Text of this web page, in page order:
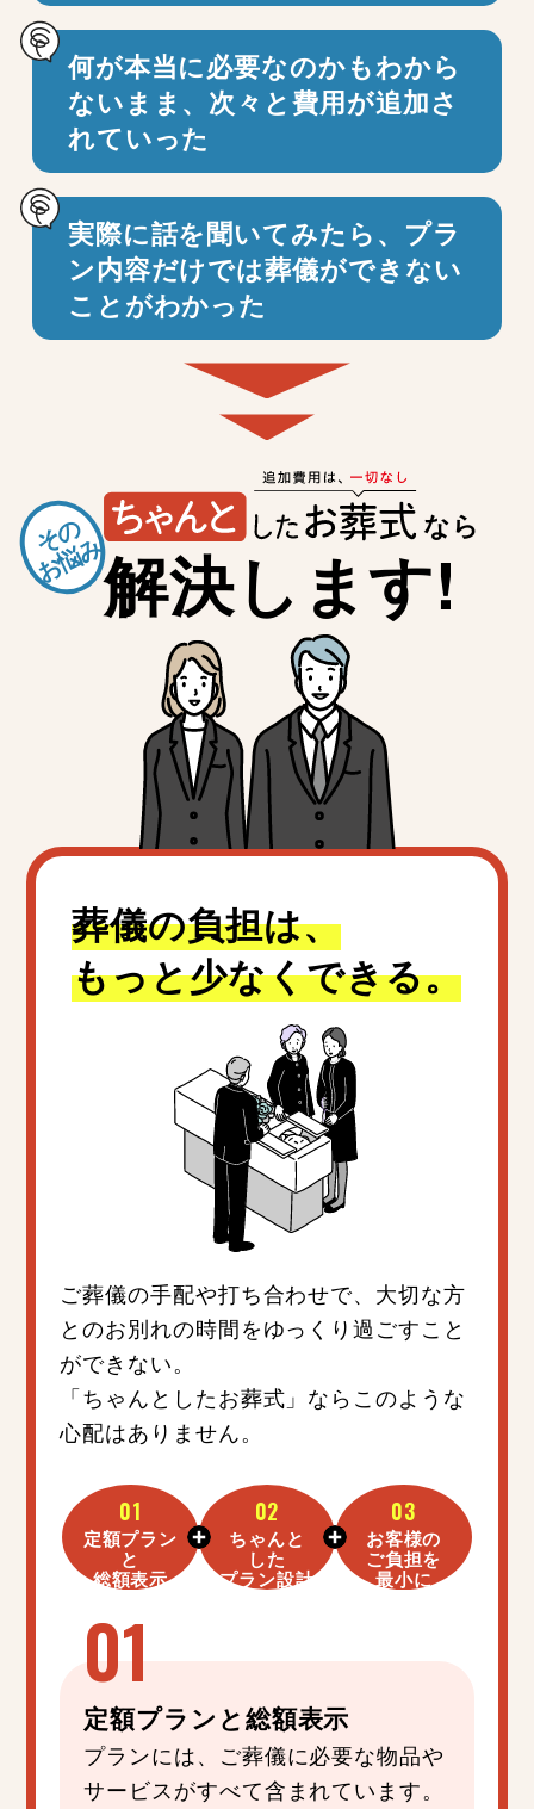
何が本当に必要なのかもわから
ないまま、 次々と費用が追加さ
れていった
実際に話を聞いてみたら、プラ
ン内容だけでは葬儀ができない
ことがわかった
その
お悩み
なら
解決します!
葬儀の負担は、
もっと少なくできる。
ご葬儀の手配や打ち合わせで、大切な方
とのお別れの時間をゆっくり過ごすこと
ができない。
「ちゃんとしたお葬式」ならこのような
心配はありません。
01
定額プラン
と
総額表示
02
ちゃんと
した
プラン設計
03
お客様の
ご負担を
最小に
定額プラン と総額表示
プランには、ご葬儀に必要な物品や
サービスがすべて含まれています。